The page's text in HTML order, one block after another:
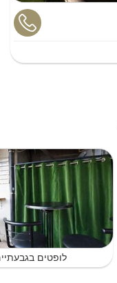
לופטים